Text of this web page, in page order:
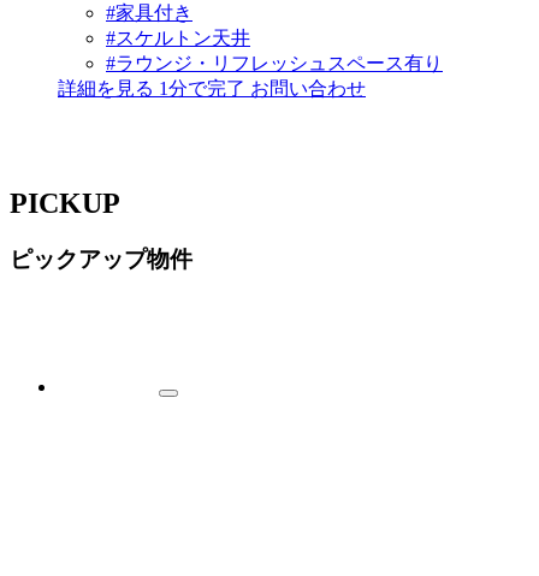
#家具付き
#スケルトン天井
#ラウンジ・リフレッシュスペース有り
詳細を見る 1分で完了 お問い合わせ
PICKUP
ピックアップ物件